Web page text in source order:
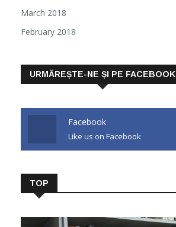
March 2018
February 2018
URMĂREȘTE-NE ȘI PE FACEBOOK
Facebook
Like us on Facebook
TOP